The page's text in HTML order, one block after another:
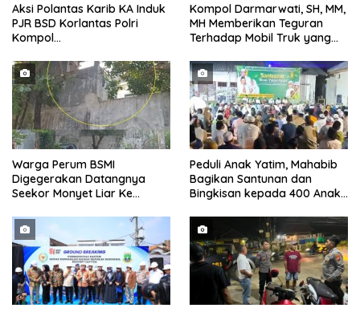
Aksi Polantas Karib KA Induk
PJR BSD Korlantas Polri
Kompol
bersama Personilnya
Membagikan Bendera Merah
Putih Berserta Tiangnya
Kompol Darmarwati, SH, MM,
MH Memberikan Teguran
Terhadap Mobil Truk yang
Tanggerang Kota
Warga Perum BSMI
Digegerakan Datangnya
Seekor Monyet Liar Ke
Peduli Anak Yatim, Mahabib
Bagikan Santunan dan
Bingkisan kepada 400 Anak